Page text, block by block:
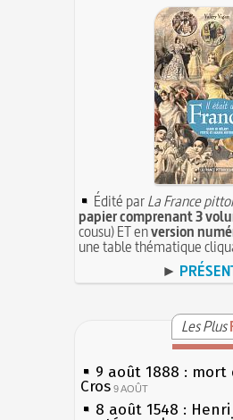
Édité parLa France
papier comprenant 3
cousu) ET enversion
une table thématique
►
Les Plus
9 août 1888 :
Cros 9 AOÛT
8 août 1548 :